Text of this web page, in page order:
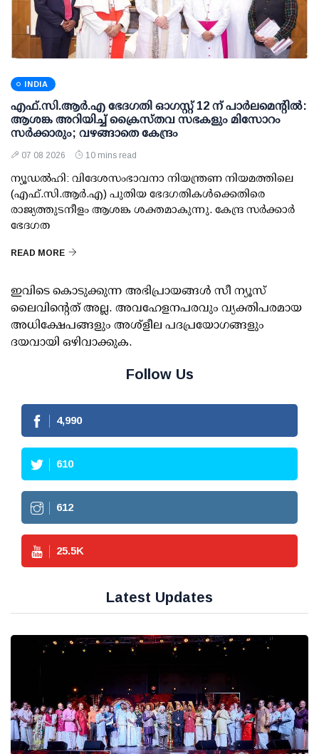
INDIA
എഫ്.സി.ആര്‍.എ ഭേദഗതി ഓഗസ്റ്റ് 12 ന് പാര്‍ലമെന്റില്‍:
ആശങ്ക അറിയിച്ച് ക്രൈസ്തവ സഭകളും മിസോറം
സര്‍ക്കാരും; വഴങ്ങാതെ കേന്ദ്രം
07 08 2026 10 mins read
ന്യൂഡല്‍ഹി: വിദേശസംഭാവനാ നിയന്ത്രണ നിയമത്തിലെ
(എഫ്.സി.ആര്‍.എ) പുതിയ ഭേദഗതികള്‍ക്കെതിരെ
രാജ്യത്തുടനീളം ആശങ്ക ശക്തമാകുന്നു. കേന്ദ്ര സര്‍ക്കാര്‍
ഭേദഗത
READ MORE
ഇവിടെ കൊടുക്കുന്ന അഭിപ്രായങ്ങള്‍ സീ ന്യൂസ്
ലൈവിന്റെത് അല്ല. അവഹേളനപരവും വ്യക്തിപരമായ
അധിക്ഷേപങ്ങളും അശ്‌ളീല പദപ്രയോഗങ്ങളും
ദയവായി ഒഴിവാക്കുക.
Follow Us
4,990
610
612
25.5K
Latest Updates